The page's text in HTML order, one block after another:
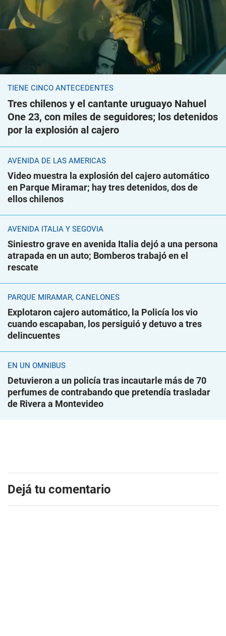
TIENE CINCO ANTECEDENTES
Tres chilenos y el cantante uruguayo Nahuel
One 23, con miles de seguidores; los detenidos
por la explosión al cajero
AVENIDA DE LAS AMÉRICAS
Video muestra la explosión del cajero automático
en Parque Miramar; hay tres detenidos, dos de
ellos chilenos
AVENIDA ITALIA Y SEGOVIA
Siniestro grave en avenida Italia dejó a una persona
atrapada en un auto; Bomberos trabajó en el
rescate
PARQUE MIRAMAR, CANELONES
Explotaron cajero automático, la Policía los vio
cuando escapaban, los persiguió y detuvo a tres
delincuentes
EN UN ÓMNIBUS
Detuvieron a un policía tras incautarle más de 70
perfumes de contrabando que pretendía trasladar
de Rivera a Montevideo
Dejá tu comentario